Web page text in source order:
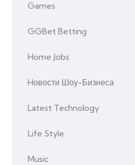
Games
GGBet Betting
Home Jobs
Hовости Шоу-Бизнеса
Latest Technology
Life Style
Music